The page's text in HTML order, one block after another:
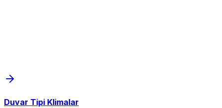
Duvar Tipi Klimalar